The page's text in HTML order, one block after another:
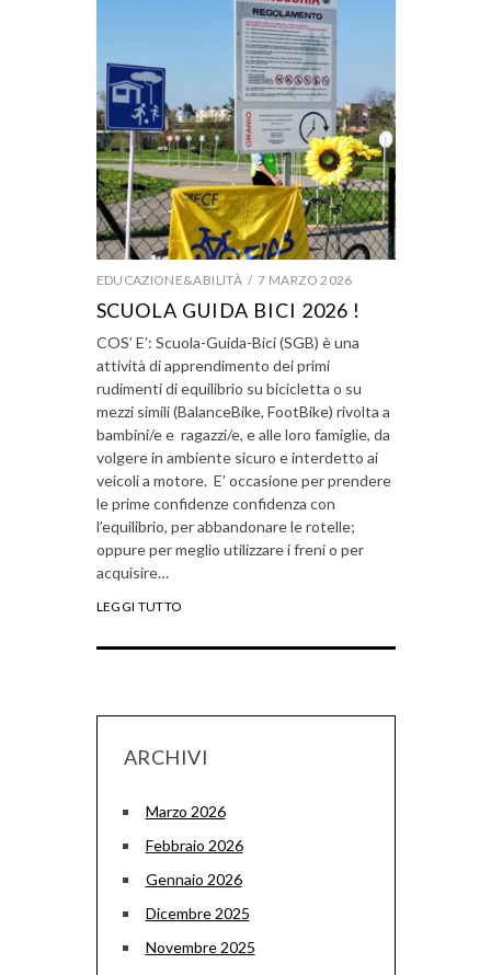
EDUCAZIONE&ABILITÀ 7 MARZO 2026
SCUOLA GUIDA BICI 2026 !
COS’ E’: Scuola-Guida-Bici (SGB) è una
attività di apprendimento dei primi
rudimenti di equilibrio su bicicletta o su
mezzi simili (BalanceBike, FootBike) rivolta a
bambini/e e ragazzi/e, e alle loro famiglie, da
volgere in ambiente sicuro e interdetto ai
veicoli a motore. E’ occasione per prendere
le prime confidenze confidenza con
l’equilibrio, per abbandonare le rotelle;
oppure per meglio utilizzare i freni o per
acquisire…
LEGGI TUTTO
ARCHIVI
Marzo 2026
Febbraio 2026
Gennaio 2026
Dicembre 2025
Novembre 2025